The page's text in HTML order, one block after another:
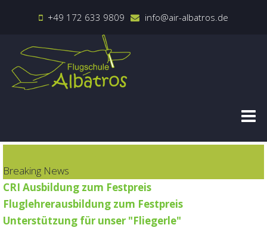
+49 172 633 9809 info@air-albatros.de
Breaking News
CRI Ausbildung zum Festpreis
Fluglehrerausbildung zum Festpreis
Unterstützung für unser "Fliegerle"